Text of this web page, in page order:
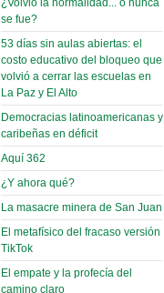
Carrera de Geografía realiza
Segundo Congreso Nacional
Viernes, 14 Octubre 2022
Leer Más...
Docentes y estudiantes de
Trabajo Social de la UMSA
elegirán directora
Viernes, 14 Octubre 2022
Leer Más...
“Tuna Femenina San Andrés”
toca y canta con coraje
Miércoles, 14 Septiembre 2022
Leer Más...
Posesionan a dirigentes de
Asociación de Docentes
participación;
más de 24 horas
después rectifica
parcialmente
El Infamatorio
Miércoles, 09 Diciembre 2020
Read more...
Interpretación
de un álbum de
narco-fotos
(Miscelánea
Palaciega 8)
El Infamatorio
se fue?
53 días sin aulas abiertas: el
costo educativo del bloqueo que
volvió a cerrar las escuelas en
La Paz y El Alto
Democracias latinoamericanas y
caribeñas en déficit
Aquí 362
¿Y ahora qué?
La masacre minera de San Juan
El metafísico del fracaso versión
TikTok
El empate y la profecía del
camino claro